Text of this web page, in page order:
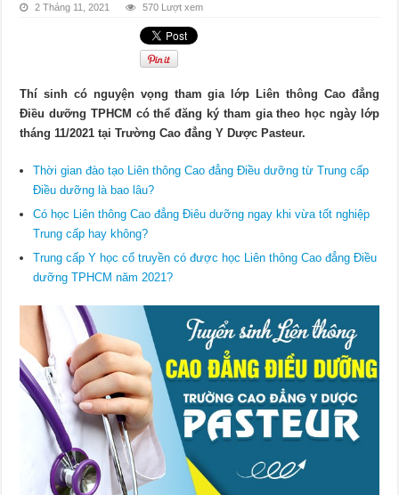
2 Tháng 11, 2021 570 Lượt xem
Thí sinh có nguyện vọng tham gia lớp Liên thông Cao đẳng
Điều dưỡng TPHCM có thể đăng ký tham gia theo học ngày lớp
tháng 11/2021 tại Trường Cao đẳng Y Dược Pasteur.
Thời gian đào tạo Liên thông Cao đẳng Điều dưỡng từ Trung cấp
Điều dưỡng là bao lâu?
Có học Liên thông Cao đẳng Điêu dưỡng ngay khi vừa tốt nghiệp
Trung cấp hay không?
Trung cấp Y học cổ truyền có được học Liên thông Cao đẳng Điều
dưỡng TPHCM năm 2021?